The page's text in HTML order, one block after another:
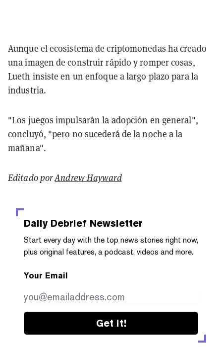
Aunque el ecosistema de criptomonedas ha creado
una imagen de construir rápido y romper cosas,
Lueth insiste en un enfoque a largo plazo para la
industria.
"Los juegos impulsarán la adopción en general",
concluyó, "pero no sucederá de la noche a la
mañana".
Editado porAndrew Hayward
Daily Debrief Newsletter
Start every day with the top news stories right now,
plus original features, a podcast, videos and more.
Your Email
Get it!